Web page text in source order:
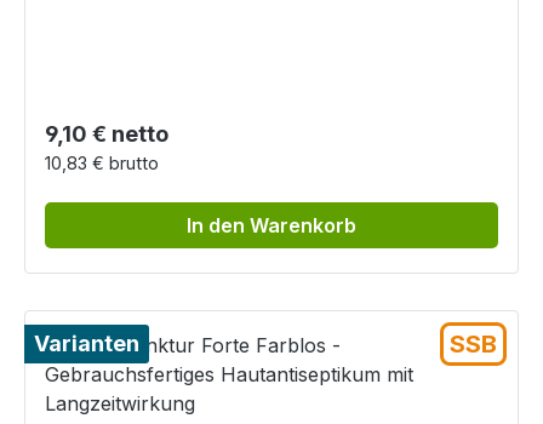
Regulärer Preis:
9,10 € netto
10,83 € brutto
In den Warenkorb
Varianten SSB